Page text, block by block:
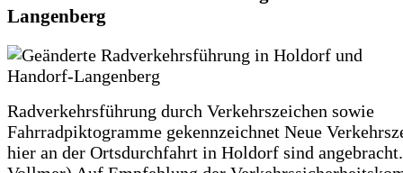
Langenberg
Radverkehrsführung durch Verkehrszeichen sowie
Fahrradpiktogramme gekennzeichnet Neue
hier an der Ortsdurchfahrt in Holdorf sind